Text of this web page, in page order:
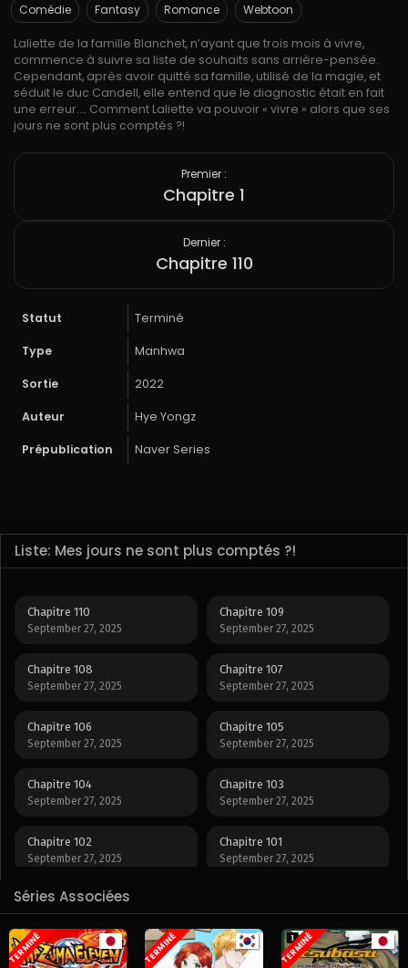
Comédie Fantasy Romance Webtoon
Laliette de la famille Blanchet, n’ayant que trois mois à vivre,
commence à suivre sa liste de souhaits sans arrière-pensée.
Cependant, après avoir quitté sa famille, utilisé de la magie, et
séduit le duc Candell, elle entend que le diagnostic était en fait
une erreur…. Comment Laliette va pouvoir « vivre » alors que ses
jours ne sont plus comptés ?!
Premier :
Chapitre 1
Dernier :
Chapitre 110
Statut Terminé
Type Manhwa
Sortie 2022
Auteur Hye Yongz
Prépublication Naver Series
Liste: Mes jours ne sont plus comptés ?!
Chapitre 110
September 27, 2025
Chapitre 109
September 27, 2025
Chapitre 108
September 27, 2025
Chapitre 107
September 27, 2025
Chapitre 106
September 27, 2025
Chapitre 105
September 27, 2025
Chapitre 104
September 27, 2025
Chapitre 103
September 27, 2025
Chapitre 102
September 27, 2025
Chapitre 101
September 27, 2025
Chapitre 100
September 27, 2025 September 27, 2025
Chapitre 98 Chapitre 97
Séries Associées
TERMINÉ TERMINÉ TERMINÉ